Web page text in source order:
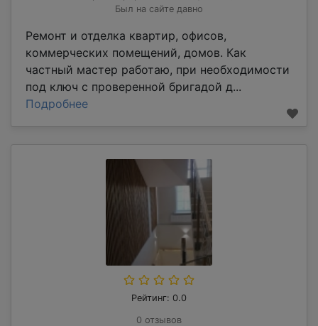
Был на сайте давно
Ремонт и отделка квартир, офисов,
коммерческих помещений, домов. Как
частный мастер работаю, при необходимости
под ключ с проверенной бригадой д...
Подробнее
Рейтинг: 0.0
0 отзывов